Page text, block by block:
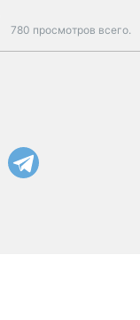
780 просмотров всего.